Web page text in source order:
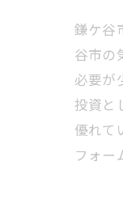
鎌ケ谷
谷市の
必要が
投資と
優れて
フォー